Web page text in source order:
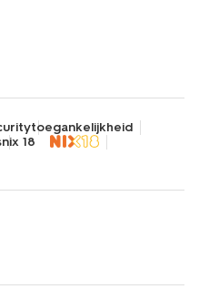
toegankelijkheid
nix 18